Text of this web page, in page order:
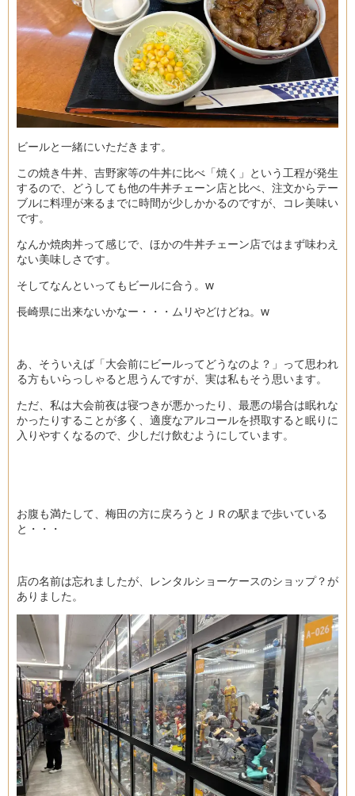
ビールと一緒にいただきます。
この焼き牛丼、吉野家等の牛丼に比べ「焼く」という工程が発生
するので、どうしても他の牛丼チェーン店と比べ、注文からテー
ブルに料理が来るまでに時間が少しかかるのですが、コレ美味い
です。
なんか焼肉丼って感じで、ほかの牛丼チェーン店ではまず味わえ
ない美味しさです。
そしてなんといってもビールに合う。w
長崎県に出来ないかなー・・・ムリやどけどね。w
あ、そういえば「大会前にビールってどうなのよ？」って思われ
る方もいらっしゃると思うんですが、実は私もそう思います。
ただ、私は大会前夜は寝つきが悪かったり、最悪の場合は眠れな
かったりすることが多く、適度なアルコールを摂取すると眠りに
入りやすくなるので、少しだけ飲むようにしています。
お腹も満たして、梅田の方に戻ろうとＪＲの駅まで歩いている
と・・・
店の名前は忘れましたが、レンタルショーケースのショップ？が
ありました。